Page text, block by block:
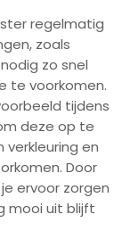
regelmatig
zoals
zo snel
te voorkomen.
tijdens
deze op te
en
Door
ervoor zorgen
mooi uit blijft